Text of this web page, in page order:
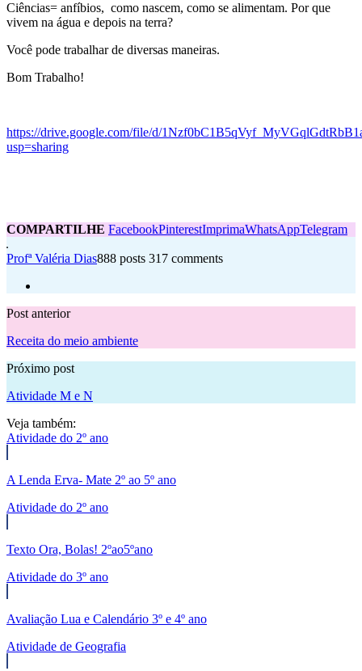
Ciências= anfíbios, como nascem, como se alimentam. Por que
vivem na água e depois na terra?
Você pode trabalhar de diversas maneiras.
Bom Trabalho!
https://drive.google.com/file/d/
usp=sharing
COMPARTILHE FacebookPinterestImprimaWhatsAppTelegram
Profª Valéria Dias888 posts 317 comments
Post anterior
Receita do meio ambiente
Próximo post
Atividade M e N
Veja também:
Atividade do 2º ano
A Lenda Erva- Mate 2º ao 5º ano
Atividade do 2º ano
Texto Ora, Bolas! 2ºao5ºano
Atividade do 3º ano
Avaliação Lua e Calendário 3º e 4º ano
Atividade de Geografia